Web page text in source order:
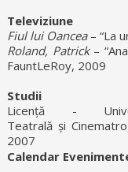
Televiziune
Fiul lui Oancea– “La
Roland, Patrick–
FauntLeRoy, 2009
Studii
Licență -
Teatrală și
2007
Calendar